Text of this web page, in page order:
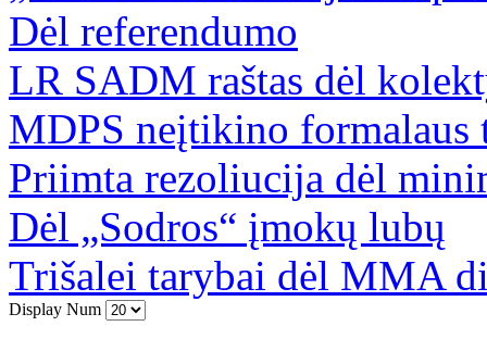
Dėl referendumo
LR SADM raštas dėl
MDPS neįtikino formalaus
Priimta rezoliucija dėl
Dėl „Sodros“ įmokų lubų
Trišalei tarybai dėl MMA
Display Num